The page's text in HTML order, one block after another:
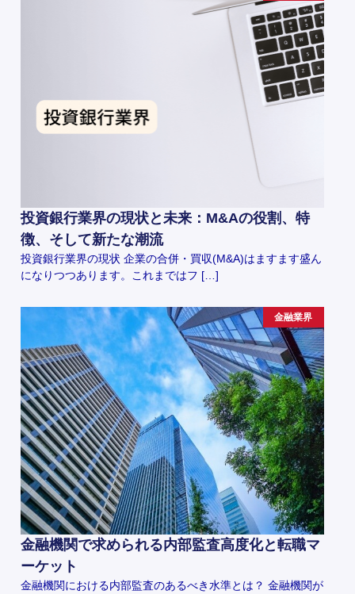
投資銀行業界の現状と未来：M&Aの役割、特
徴、そして新たな潮流
投資銀行業界の現状 企業の合併・買収(M&A)はますます盛ん
になりつつあります。これまではフ […]
金融業界
金融機関で求められる内部監査高度化と転職マ
ーケット
金融機関における内部監査のあるべき水準とは？ 金融機関が